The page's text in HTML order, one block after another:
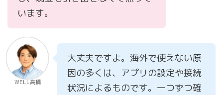
います。
WELL高橋
大丈夫ですよ。海外で使えない原
因の多くは、アプリの設定や接続
状況によるものです。一つずつ確